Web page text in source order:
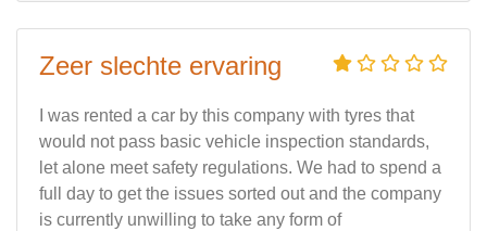
Zeer slechte ervaring
I was rented a car by this company with tyres that
would not pass basic vehicle inspection standards,
let alone meet safety regulations. We had to spend a
full day to get the issues sorted out and the company
is currently unwilling to take any form of